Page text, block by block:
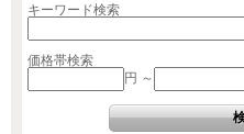
キーワード検索
価格帯検索
円 ～